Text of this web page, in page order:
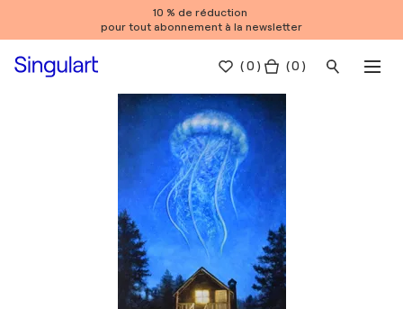
10 % de réduction
pour tout abonnement à la newsletter
(0 ) ( 0 )